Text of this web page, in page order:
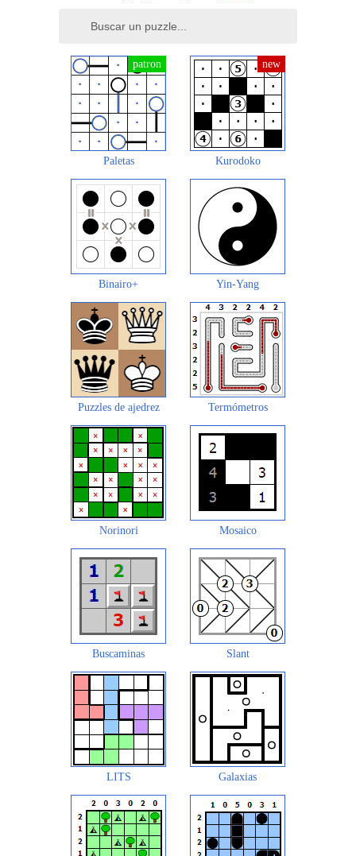
Paletas Kurodoko
Binairo+ Yin-Yang
Puzzles de ajedrez Termómetros
Norinori Mosaico
Buscaminas Slant
LITS Galaxias